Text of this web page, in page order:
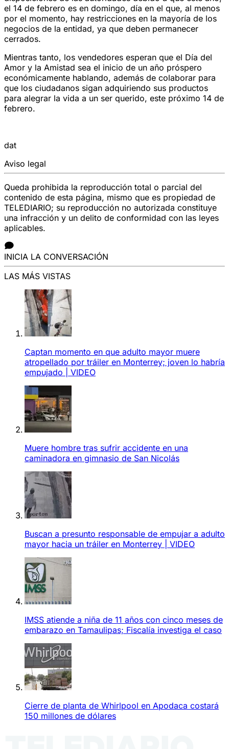
el 14 de febrero es en domingo, día en el que, al menos
por el momento, hay restricciones en la mayoría de los
negocios de la entidad, ya que deben permanecer
cerrados.
Mientras tanto, los vendedores esperan que el Día del
Amor y la Amistad sea el inicio de un año próspero
económicamente hablando, además de colaborar para
que los ciudadanos sigan adquiriendo sus productos
para alegrar la vida a un ser querido, este próximo 14 de
febrero.
dat
Aviso legal
Queda prohibida la reproducción total o parcial del
contenido de esta página, mismo que es propiedad de
TELEDIARIO; su reproducción no autorizada constituye
una infracción y un delito de conformidad con las leyes
aplicables.
INICIA LA CONVERSACIÓN
LAS MÁS VISTAS
Captan momento en que adulto mayor muere
atropellado por tráiler en Monterrey; joven lo habría
empujado | VIDEO
Muere hombre tras sufrir accidente en una
caminadora en gimnasio de San Nicolás
Buscan a presunto responsable de empujar a adulto
mayor hacia un tráiler en Monterrey | VIDEO
IMSS atiende a niña de 11 años con cinco meses de
embarazo en Tamaulipas; Fiscalía investiga el caso
Cierre de planta de Whirlpool en Apodaca costará
150 millones de dólares